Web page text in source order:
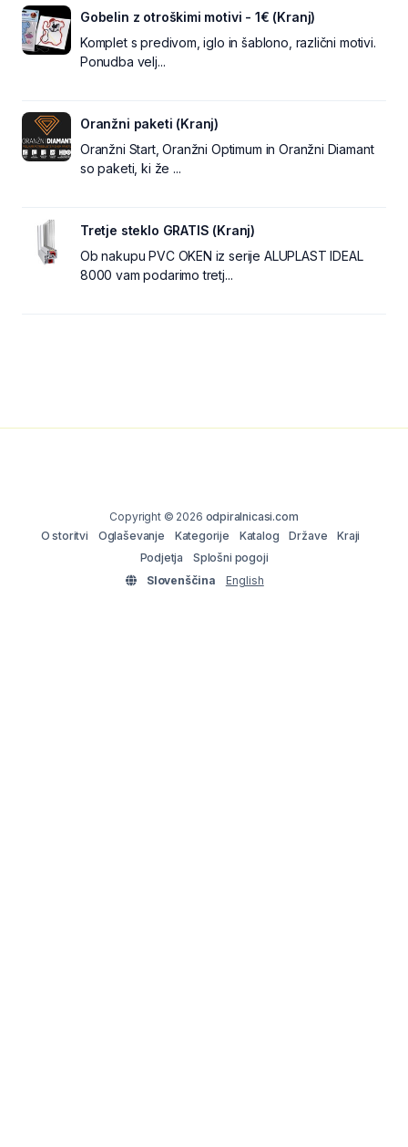
Gobelin z otroškimi motivi - 1€ (Kranj)
Komplet s predivom, iglo in šablono, različni motivi.
Ponudba velj...
Oranžni paketi (Kranj)
Oranžni Start, Oranžni Optimum in Oranžni Diamant
so paketi, ki že ...
Tretje steklo GRATIS (Kranj)
Ob nakupu PVC OKEN iz serije ALUPLAST IDEAL
8000 vam podarimo tretj...
Copyright © 2026 odpiralnicasi.com
O storitvi
Oglaševanje Kategorije Katalog Države
Kraji
Podjetja
Splošni pogoji
Slovenščina
English